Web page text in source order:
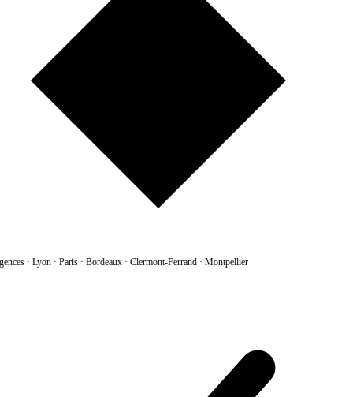
·Lyon · Paris · Bordeaux · Clermont-Ferrand · Montpellier